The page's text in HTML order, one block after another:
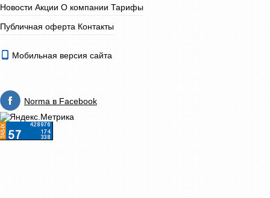
Новости Акции О компании Тарифы
Публичная оферта Контакты
Мобильная версия сайта
Norma в Facebook